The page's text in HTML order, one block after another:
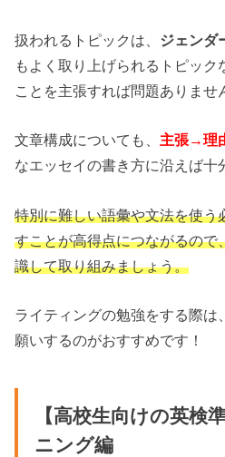
扱われるトピックは、 ジェンダ
もよく取り上げられるトピック
ことを主張すれば問題ありませ
文章構成についても、 主張→理
なエッセイの書き方に沿えば十
特別に難しい語彙や文法を使う
すことが高得点につながるので
識して取り組みましょう。
ライティングの勉強をする際は
願いするのがおすすめです！
【高校生向けの英検
ニング編